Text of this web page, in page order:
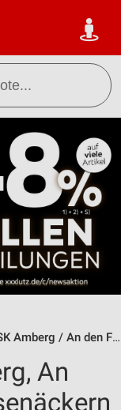
/ An den Franzosenäckern 2 - Öffnungszeiten & Adresse
An